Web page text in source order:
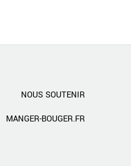
NOUS SOUTENIR
MANGER-BOUGER.FR